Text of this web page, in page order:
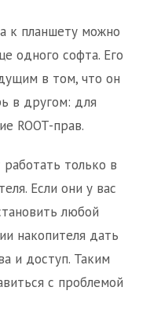
к планшету можно
одного софта. Его
в том, что он
в другом: для
ROOT-прав.
только в
Если они у вас
любой
накопителя дать
и доступ. Таким
с проблемой